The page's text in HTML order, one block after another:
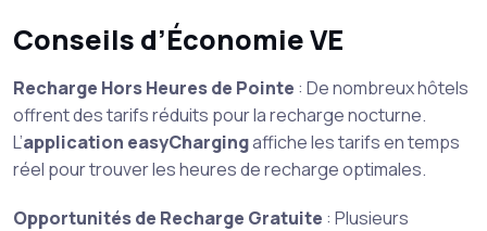
Conseils d’Économie VE
Recharge Hors Heures de Pointe : De nombreux hôtels
offrent des tarifs réduits pour la recharge nocturne.
L’application easyChargingaffiche les tarifs en temps
réel pour trouver les heures de recharge optimales.
Opportunités de Recharge Gratuite : Plusieurs